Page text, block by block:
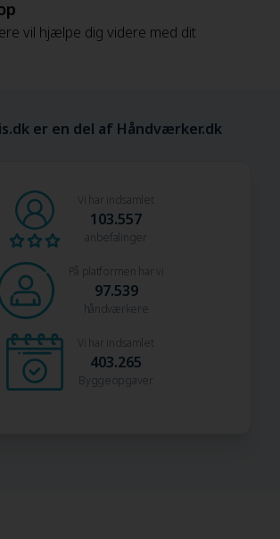
vil hjælpe dig videre med dit
er en del af Håndværker.dk
Vi har indsamlet
103.557
anbefalinger
På platformen har vi
97.539
håndværkere
Vi har indsamlet
403.265
Byggeopgaver